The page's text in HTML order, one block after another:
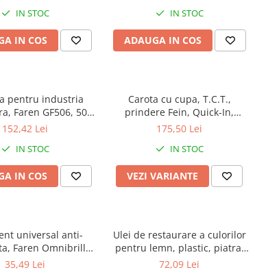
IN STOC
IN COS
IN STOC
ADAUGA IN COS
pentru industria
Faren GF506, 500
ml
152,42 Lei
IN STOC
IN COS
Carota cu cupa, T.C.T.,
prindere Fein, Quick-In,
adancime 50 mm, Crad RO
175,50 Lei
IN STOC
VEZI VARIANTE
universal anti-
Faren Omnibrill,
750 ml
35,49 Lei
Ulei de restaurare a culorilor
pentru lemn, plastic, piatra,
metal, Faren Miracoat, 500ml
72,09 Lei